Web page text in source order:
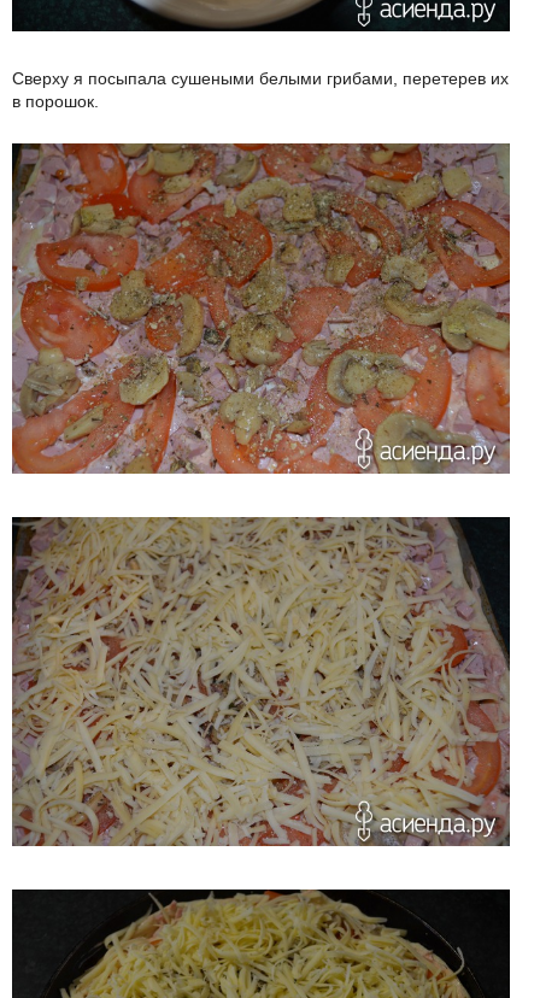
Сверху я посыпала сушеными белыми грибами, перетерев их
в порошок.